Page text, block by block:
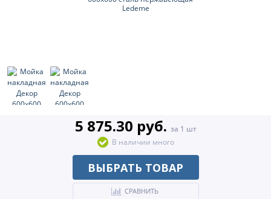
5 875.30 руб. за 1 шт
В наличии много
ВЫБРАТЬ ТОВАР
СРАВНИТЬ